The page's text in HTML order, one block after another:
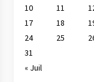
10
11
17
18
24
25
31
« Juil